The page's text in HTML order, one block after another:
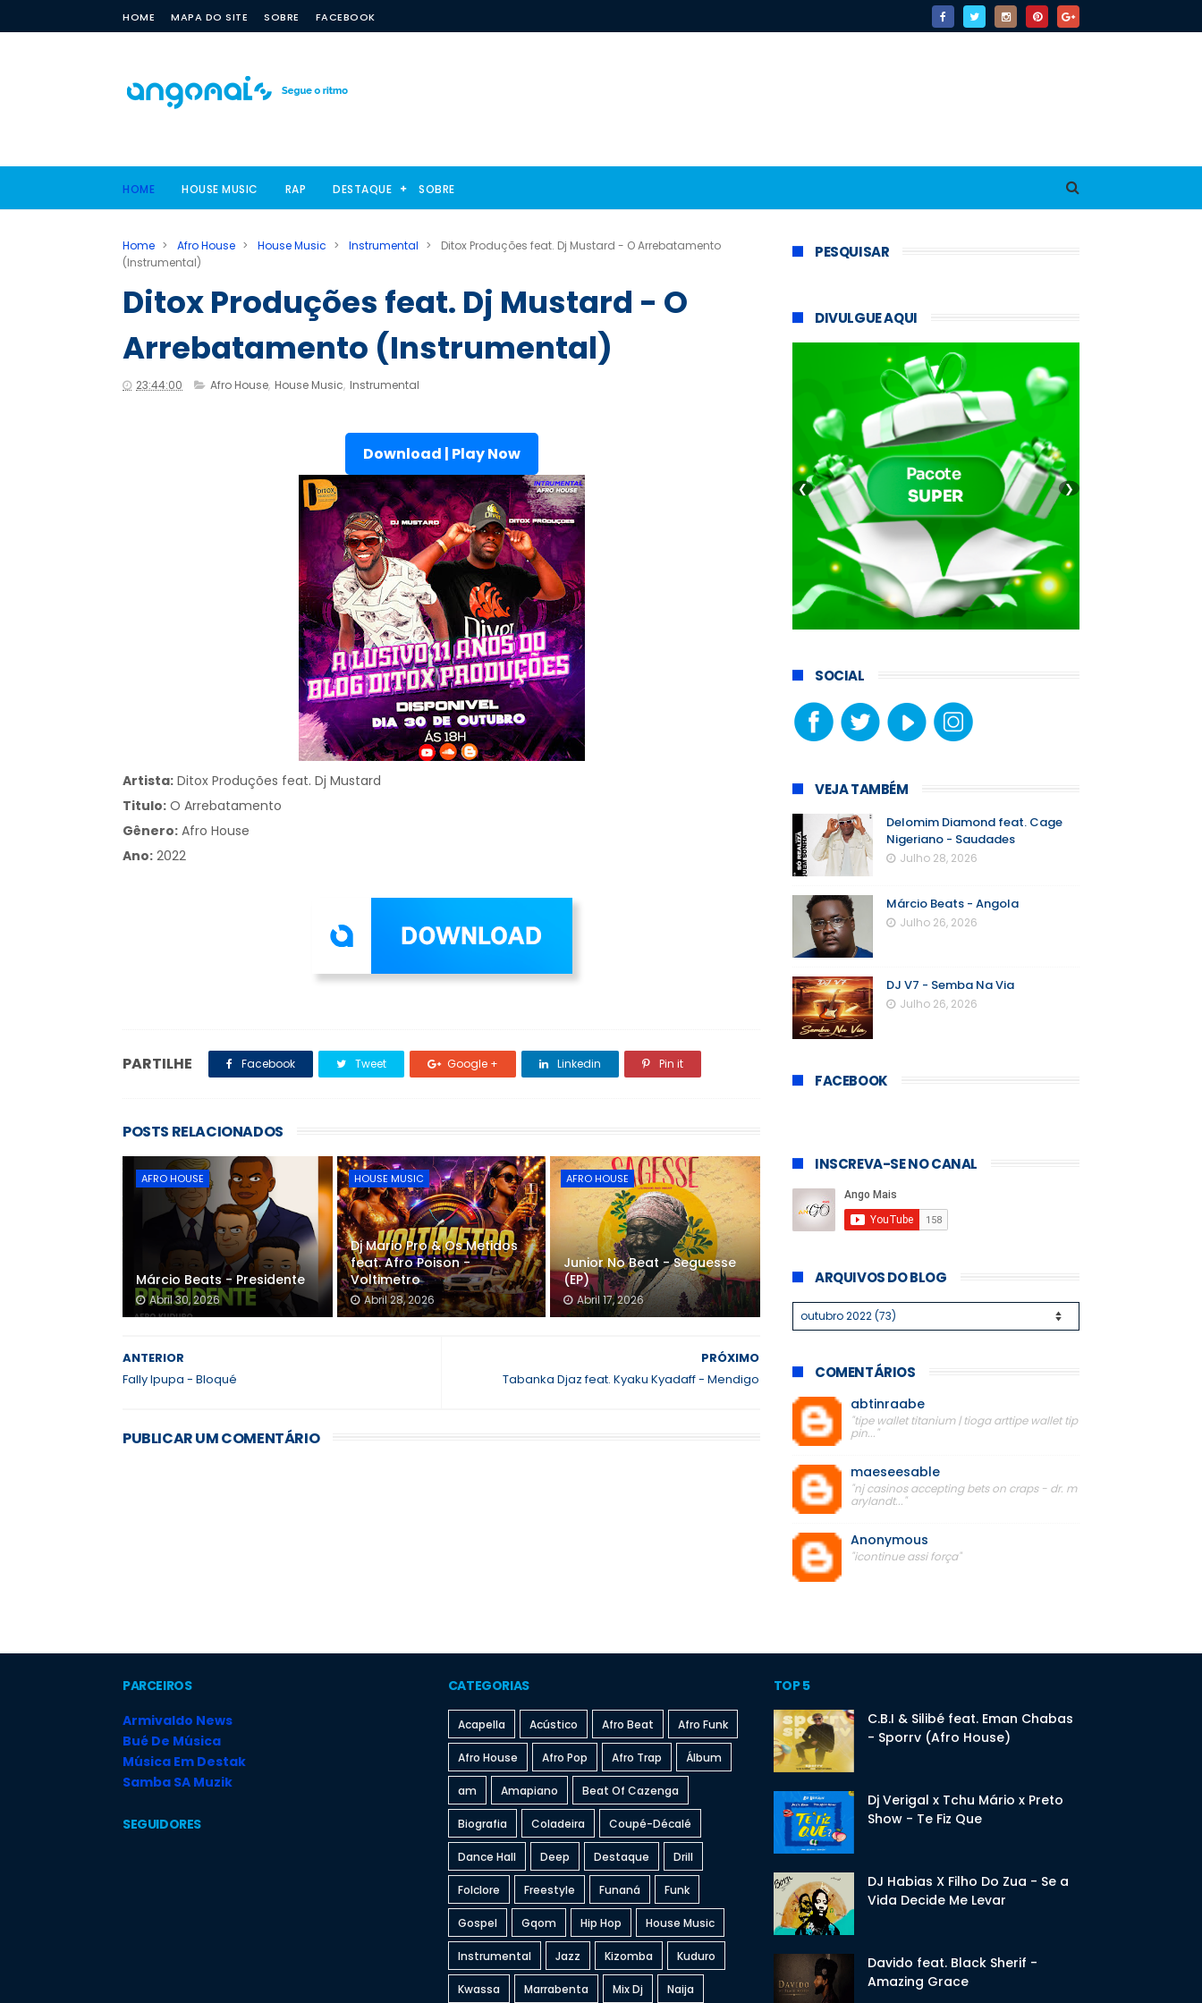
HOME MAPA DO SITE SOBRE FACEBOOK
HOME HOUSE MUSIC RAP DESTAQUE SOBRE
Home > Afro House > House Music > Instrumental >
Ditox Produções feat. Dj Mustard - O Arrebatamento
(Instrumental)
Ditox Produções feat. Dj Mustard - O
Arrebatamento (Instrumental)
23:44:00 Afro House, House Music, Instrumental
Download | Play Now
Artista: Ditox Produções feat. Dj Mustard
Titulo: O Arrebatamento
Gênero: Afro House
Ano: 2022
PARTILHE Facebook Tweet Google + Linkedin Pin it
POSTS RELACIONADOS
AFRO HOUSE
Márcio Beats - Presidente
Abril 30, 2026
HOUSE MUSIC
Dj Mario Pro & Os Metidos
feat. Afro Poison -
Voltimetro
Abril 28, 2026
AFRO HOUSE
Junior No Beat - Seguesse
(EP)
Abril 17, 2026
PRÓXIMO
Tabanka Djaz feat. Kyaku Kyadaff - Mendigo
ANTERIOR
Fally Ipupa - Bloqué
PUBLICAR UM COMENTÁRIO
PESQUISAR
DIVULGUE AQUI
❮ ❯
SOCIAL
VEJA TAMBÉM
Delomim Diamond feat. Cage
Nigeriano - Saudades
Julho 28, 2026
Márcio Beats - Angola
Julho 26, 2026
DJ V7 - Semba Na Via
Julho 26, 2026
FACEBOOK
INSCREVA-SE NO CANAL
ARQUIVOS DO BLOG
COMENTÁRIOS
abtinraabe
"tipe wallet titanium | tioga arttipe wallet tip
pin..."
maeseesable
"nj casinos accepting bets on craps - dr. m
arylandt..."
Anonymous
"icontinue assi força"
PARCEIROS
Armivaldo News
Bué De Música
Música Em Destak
Samba SA Muzik
SEGUIDORES
CATEGORIAS
Acapella Acústico Afro Beat Afro Funk
Afro House Afro Pop Afro Trap Álbum
am Amapiano Beat Of Cazenga
Biografia Coladeira Coupé-Décalé
Dance Hall Deep Destaque Drill
Folclore Freestyle Funaná Funk
Gospel Gqom Hip Hop House Music
Instrumental Jazz Kizomba Kuduro
Kwassa Marrabenta Mix Dj Naija
TOP 5
C.B.I & Silibé feat. Eman Chabas
- Sporrv (Afro House)
Dj Verigal x Tchu Mário x Preto
Show - Te Fiz Que
DJ Habias X Filho Do Zua - Se a
Vida Decide Me Levar
Davido feat. Black Sherif -
Amazing Grace